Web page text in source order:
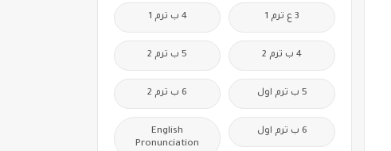
3 ع ترم 1 4 ب ترم 1
4 ب ترم 2 5 ب ترم 2
5 ب ترم اول 6 ب ترم 2
6 ب ترم اول
English
Pronunciation